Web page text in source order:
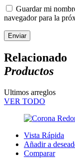
Guardar mi
navegador para la
Relacionado
Productos
Ultimos arreglos
VER TODO
Vista Rápida
Añadir a
Comparar